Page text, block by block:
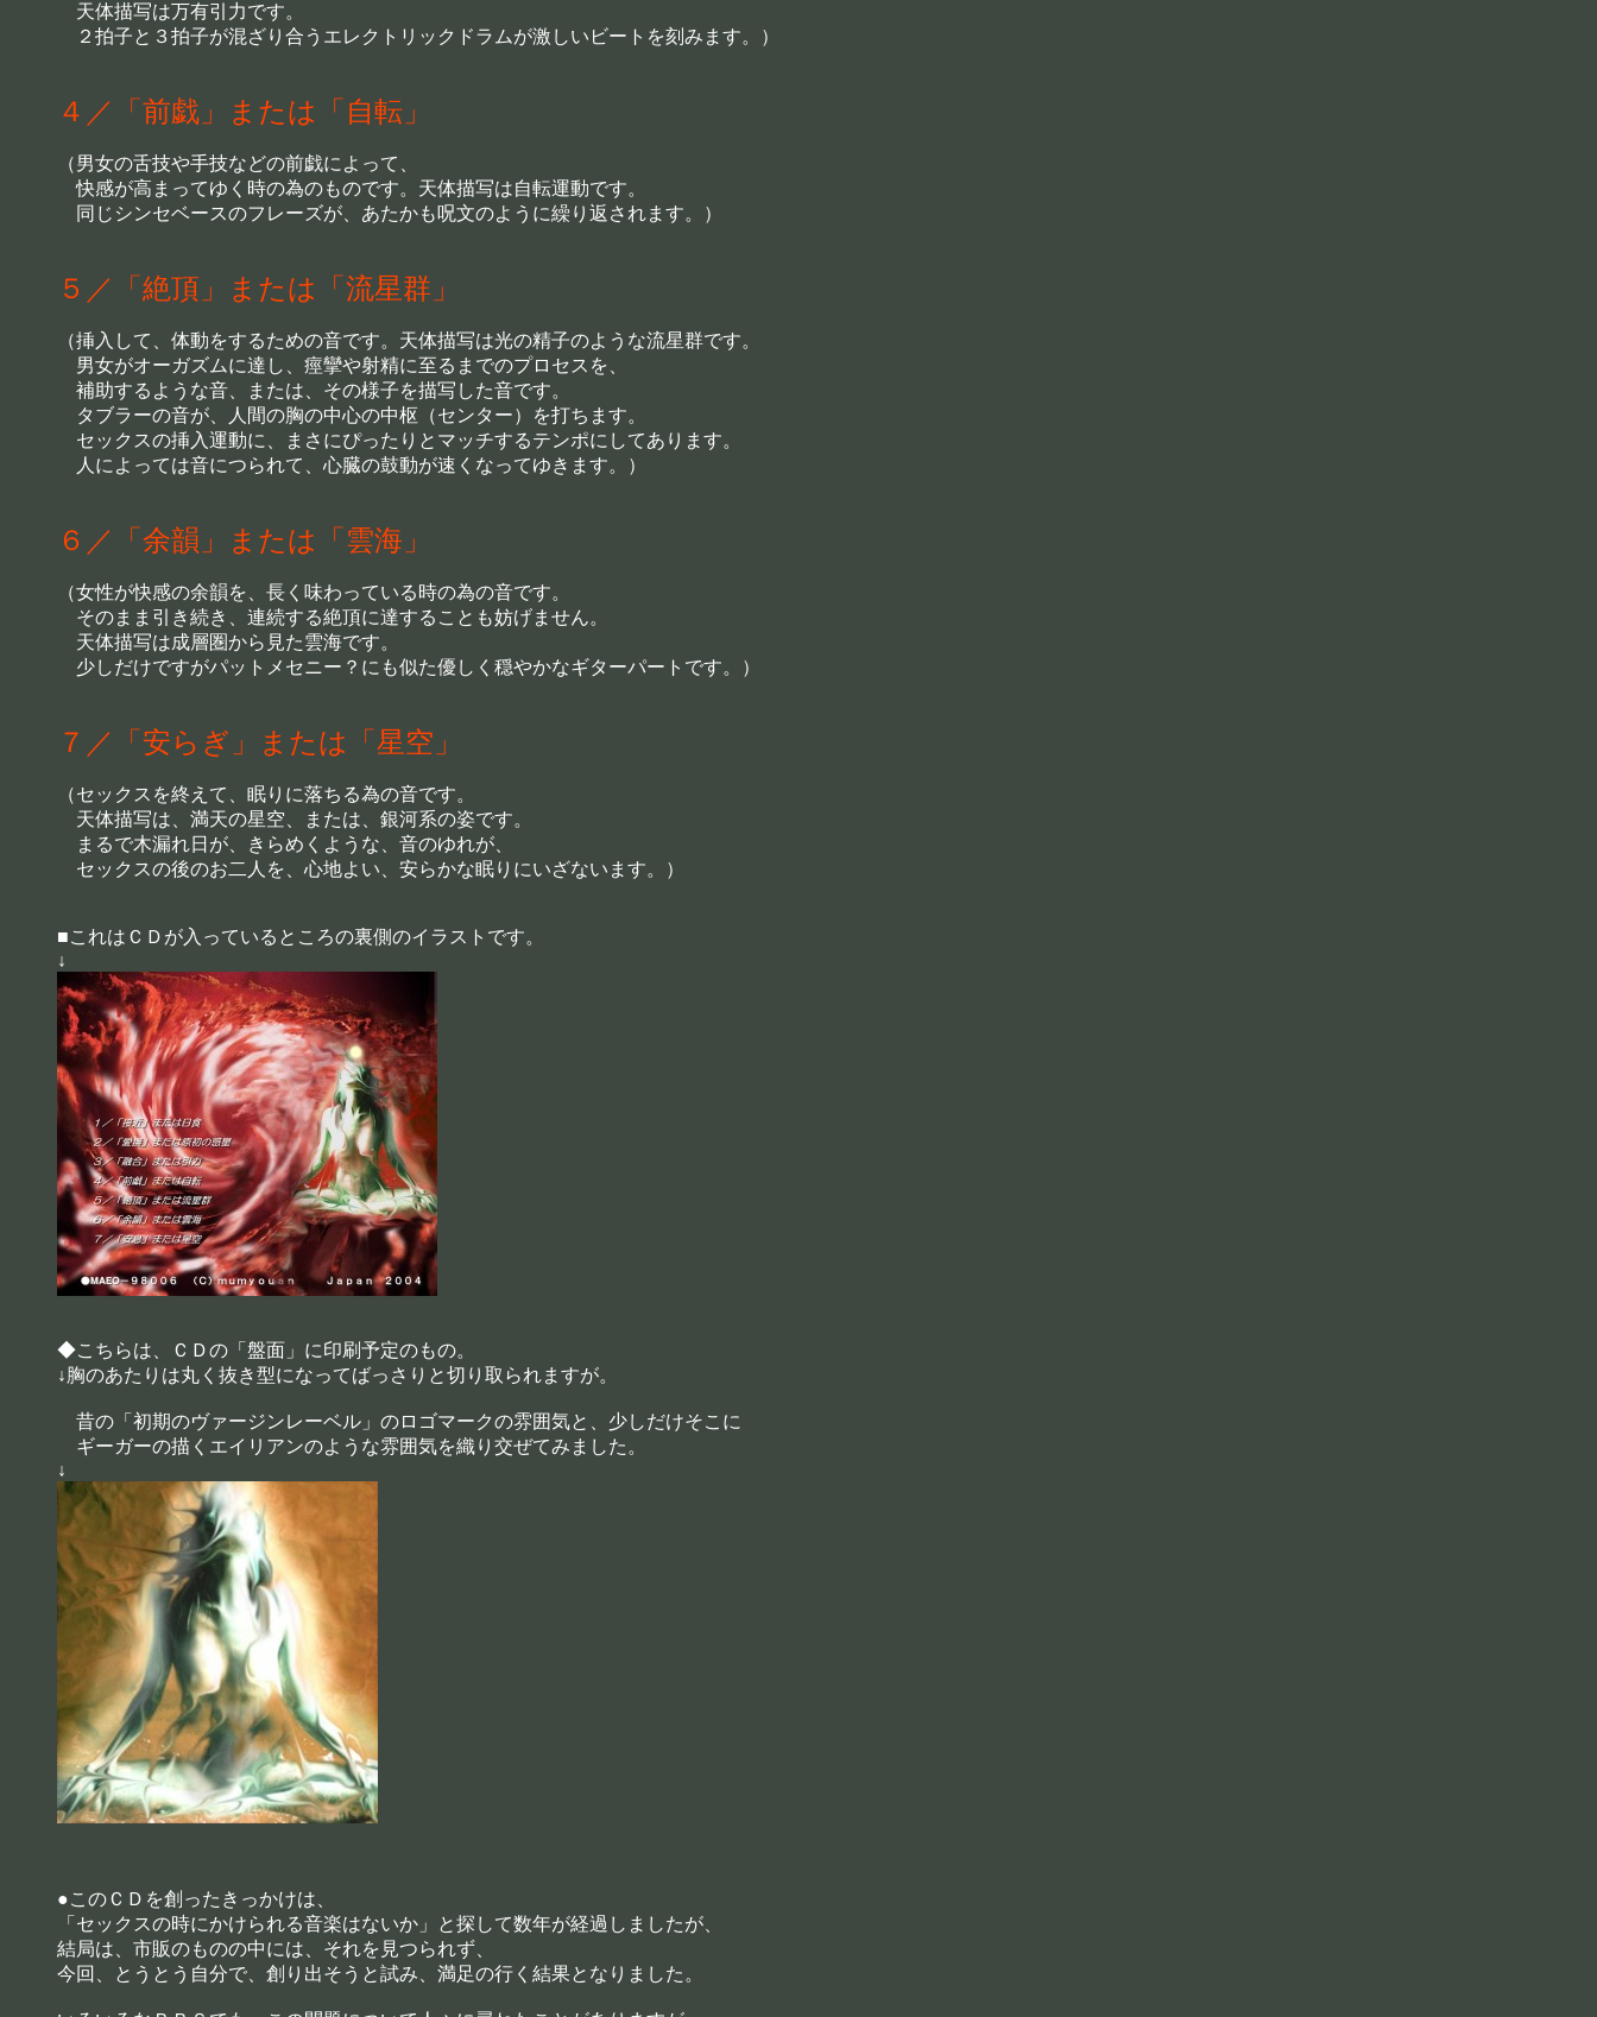
天体描写は万有引力です。
２拍子と３拍子が混ざり合うエレクトリックドラムが激しいビートを刻みます。）
４／「前戯」または「自転」
（男女の舌技や手技などの前戯によって、
快感が高まってゆく時の為のものです。天体描写は自転運動です。
同じシンセベースのフレーズが、あたかも呪文のように繰り返されます。）
５／「絶頂」または「流星群」
（挿入して、体動をするための音です。天体描写は光の精子のような流星群です。
男女がオーガズムに達し、痙攣や射精に至るまでのプロセスを、
補助するような音、または、その様子を描写した音です。
タブラーの音が、人間の胸の中心の中枢（センター）を打ちます。
セックスの挿入運動に、まさにぴったりとマッチするテンポにしてあります。
人によっては音につられて、心臓の鼓動が速くなってゆきます。）
６／「余韻」または「雲海」
（女性が快感の余韻を、長く味わっている時の為の音です。
そのまま引き続き、連続する絶頂に達することも妨げません。
天体描写は成層圏から見た雲海です。
少しだけですがパットメセニー？にも似た優しく穏やかなギターパートです。）
７／「安らぎ」または「星空」
（セックスを終えて、眠りに落ちる為の音です。
天体描写は、満天の星空、または、銀河系の姿です。
まるで木漏れ日が、きらめくような、音のゆれが、
セックスの後のお二人を、心地よい、安らかな眠りにいざないます。）
■これはＣＤが入っているところの裏側のイラストです。
↓
◆こちらは、ＣＤの「盤面」に印刷予定のもの。
↓胸のあたりは丸く抜き型になってばっさりと切り取られますが。
昔の「初期のヴァージンレーベル」のロゴマークの雰囲気と、少しだけそこに
ギーガーの描くエイリアンのような雰囲気を織り交ぜてみました。
↓
●このＣＤを創ったきっかけは、
「セックスの時にかけられる音楽はないか」と探して数年が経過しましたが、
結局は、市販のものの中には、それを見つられず、
今回、とうとう自分で、創り出そうと試み、満足の行く結果となりました。